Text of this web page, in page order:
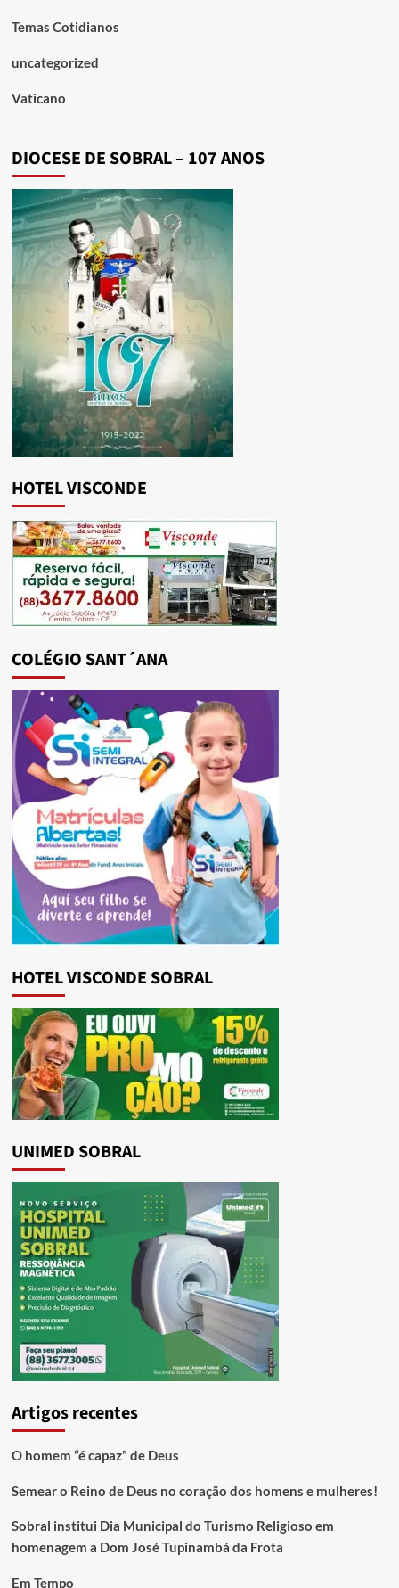
Temas Cotidianos
uncategorized
Vaticano
DIOCESE DE SOBRAL – 107 ANOS
HOTEL VISCONDE
COLÉGIO SANT´ANA
HOTEL VISCONDE SOBRAL
UNIMED SOBRAL
Artigos recentes
O homem “é capaz” de Deus
Semear o Reino de Deus no coração dos homens e mulheres!
Sobral institui Dia Municipal do Turismo Religioso em
homenagem a Dom José Tupinambá da Frota
Em Tempo